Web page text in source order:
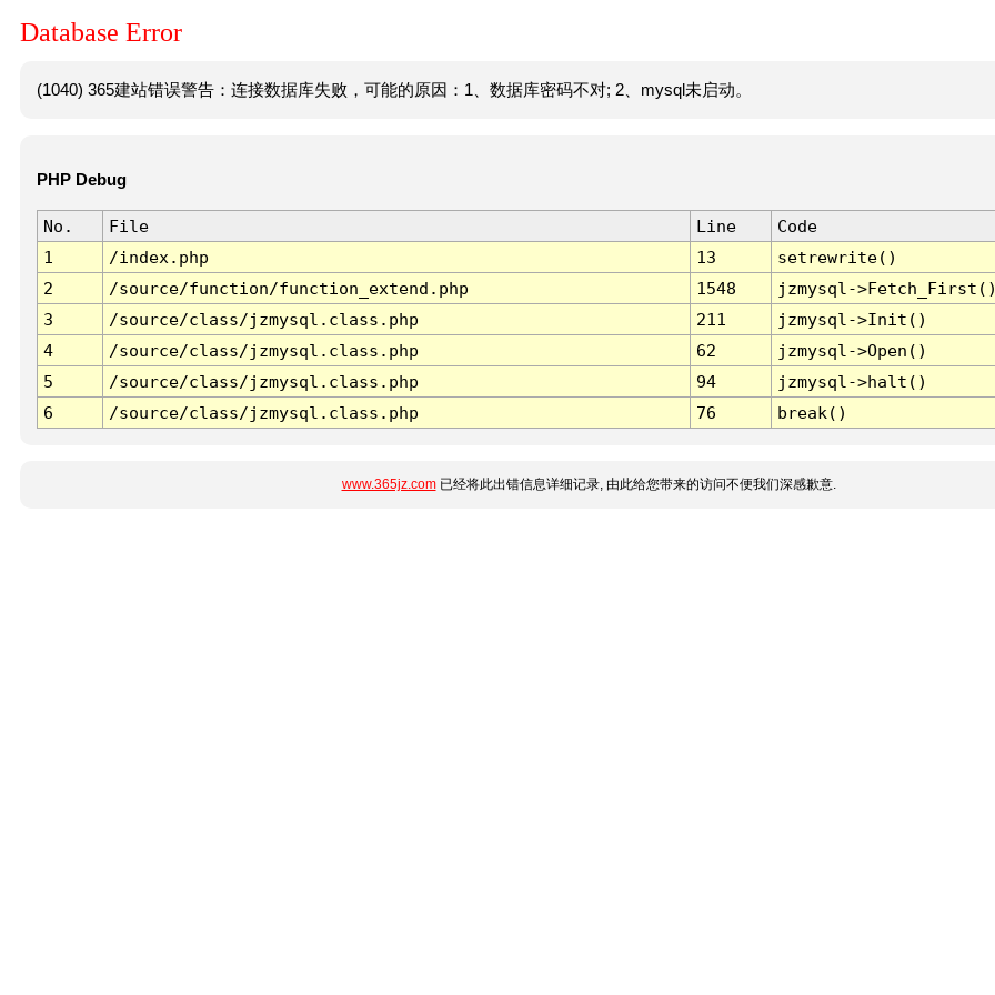
Database Error
(1040) 365建站错误警告：连接数据库失败，可能的原因：1、数据库密码不对; 2、mysql未启动。
PHP Debug
No. File Line
Code
1
/index.php 13
setrewrite()
2
/source/function/function_extend.php 1548
jzmysql-
3
/source/class/jzmysql.class.php 211
jzmysql->Init()
4
/source/class/jzmysql.class.php 62
jzmysql->Open()
5
/source/class/jzmysql.class.php 94
jzmysql->halt()
6
/source/class/jzmysql.class.php 76 break()
www.365jz.com已经将此出错信息详细记录, 由此给您带来的访问不便我们深感歉意.